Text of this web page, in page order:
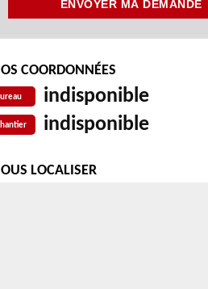
COORDONNÉES
indisponible
indisponible
LOCALISER